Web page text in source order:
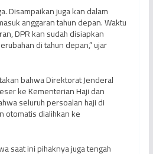
Disampaikan juga kan dalam
anggaran tahun depan. Waktu
DPR kan sudah disiapkan
di tahun depan,” ujar
bahwa Direktorat Jenderal
ke Kementerian Haji dan
seluruh persoalan haji di
otomatis dialihkan ke
saat ini pihaknya juga tengah